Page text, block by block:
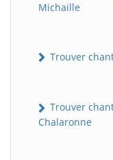
Michaille
Trouver
Trouver
Chalaronne